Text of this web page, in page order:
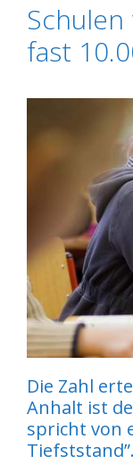
fast
Die Zahl
Anhalt ist
spricht von
Tiefststand”.